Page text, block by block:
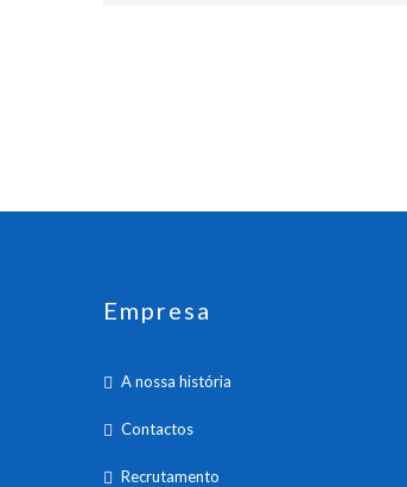
Empresa
A nossa história
Contactos
Recrutamento